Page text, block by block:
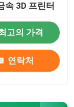
속 3D 프린터
고의 가격
연락처